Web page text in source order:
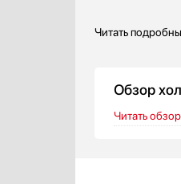
Читать
Обзор
Читать обзор